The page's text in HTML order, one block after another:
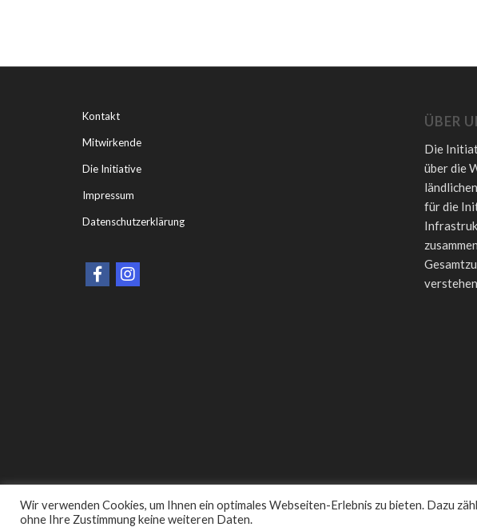
Kontakt
Mitwirkende
Die Initiative
Impressum
Datenschutzerklärung
ÜBER
Die
über die
für die
Wir verwenden Cookies, um Ihnen ein optimales Webseiten-Erlebnis zu bieten. Dazu
ohne Ihre Zustimmung keine weiteren Daten.